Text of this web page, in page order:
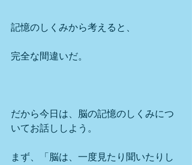
記憶のしくみから考えると、
完全な間違いだ。
だから今日は、脳の記憶のしくみにつ
いてお話ししよう。
まず、「脳は、一度見たり聞いたりし